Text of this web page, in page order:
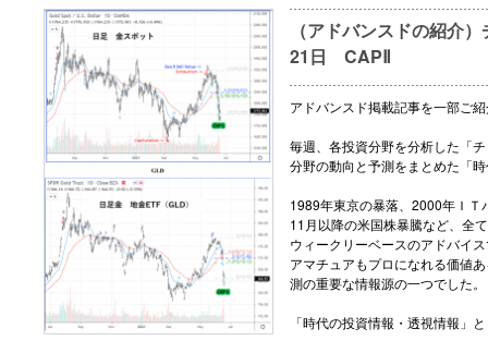
（アドバンスドの紹介
21日 CAPⅡ
アドバンスド掲載記事を一部ご
毎週、各投資分野を分析した「
分野の動向と予測をまとめた「
1989年東京の暴落、2000年Ｉ
11月以降の米国株暴騰など、全
ウィークリーベースのアドバイ
アマチュアもプロになれる価値
測の重要な情報源の一つでした。
「時代の投資情報・透視情報」